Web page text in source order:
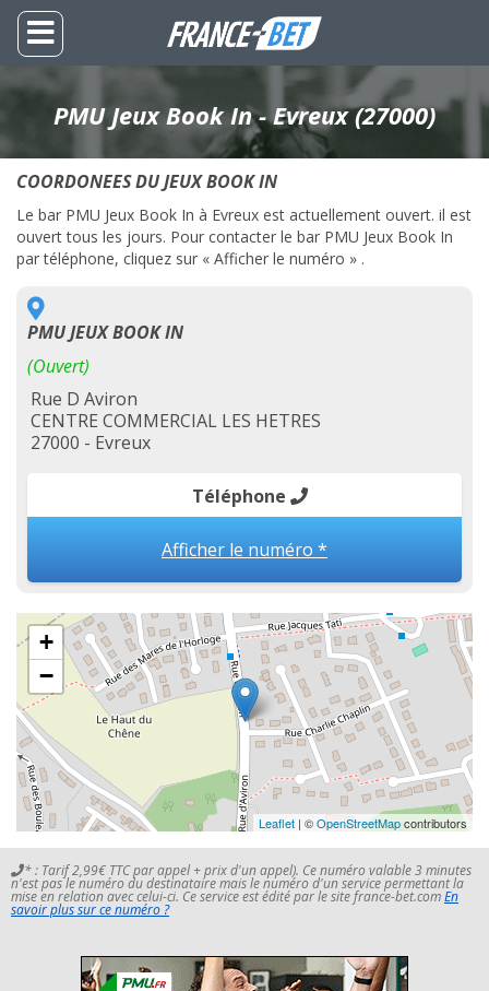
PMU Jeux Book In - Evreux (27000)
COORDONEES DU JEUX BOOK IN
Le bar PMU Jeux Book In à Evreux est actuellement ouvert. il est
ouvert tous les jours. Pour contacter le bar PMU Jeux Book In
par téléphone, cliquez sur « Afficher le numéro » .
PMU JEUX BOOK IN
(Ouvert)
Rue D Aviron
CENTRE COMMERCIAL LES HETRES
27000 - Evreux
Téléphone
Afficher le numéro *
+
−
Leaflet | ©OpenStreetMapcontributors
* : Tarif 2,99€ TTC par appel + prix d'un appel). Ce numéro valable 3 minutes
n'est pas le numéro du destinataire mais le numéro d'un service permettant la
mise en relation avec celui-ci. Ce service est édité par le site france-bet.comEn
savoir plus sur ce numéro ?